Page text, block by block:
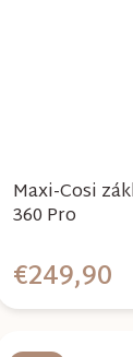
Maxi-Cosi
360 Pro
€249,90